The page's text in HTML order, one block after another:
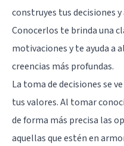
construyes tus decisiones
Conocerlos te brinda una
motivaciones y te ayuda a
creencias más profundas.
La toma de decisiones se
tus valores. Al tomar
de forma más precisa las
aquellas que estén en